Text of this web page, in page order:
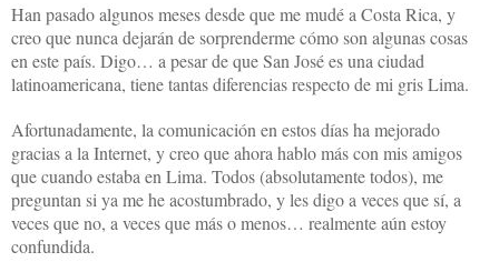
Han pasado algunos meses desde que me mudé a Costa Rica, y
creo que nunca dejarán de sorprenderme cómo son algunas cosas
en este país. Digo… a pesar de que San José es una ciudad
latinoamericana, tiene tantas diferencias respecto de mi gris Lima.
Afortunadamente, la comunicación en estos días ha mejorado
gracias a la Internet, y creo que ahora hablo más con mis amigos
que cuando estaba en Lima. Todos (absolutamente todos), me
preguntan si ya me he acostumbrado, y les digo a veces que sí, a
veces que no, a veces que más o menos… realmente aún estoy
confundida.